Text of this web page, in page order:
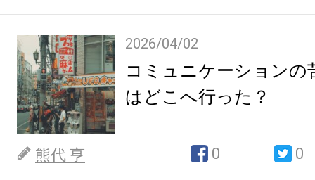
2026/04/02
コミュニケーションの
はどこへ行った？
熊代 亨 0 0